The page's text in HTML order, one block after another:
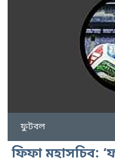
ফুটবল
ফিফা মহাসচিব: